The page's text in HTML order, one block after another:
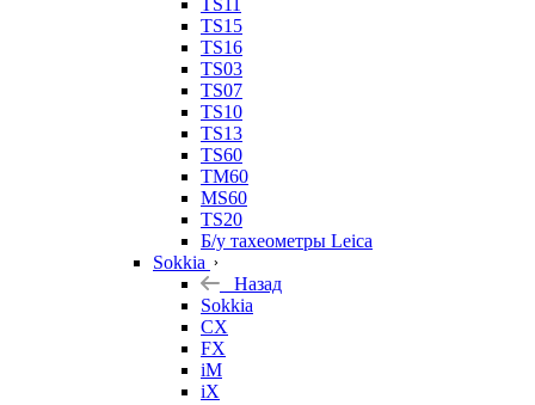
TS11
TS15
TS16
TS03
TS07
TS10
TS13
TS60
TM60
MS60
TS20
Б/у тахеометры Leica
Sokkia
Назад
Sokkia
CX
FX
iM
iX